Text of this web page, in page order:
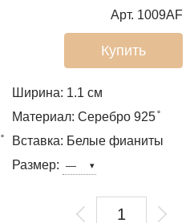
Арт. 1009AF
Купить
Ширина: 1.1 см
Материал: Серебро 925 ̊
Вставка: Белые фианиты
Размер: